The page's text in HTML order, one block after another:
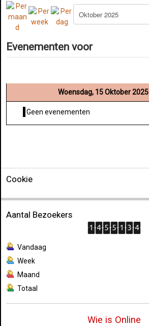
Evenementen voor
Woensdag, 15 Oktober 2025
Geen evenementen
Cookie
Aantal Bezoekers
Vandaag
Week
Maand
Totaal
Wie is Online